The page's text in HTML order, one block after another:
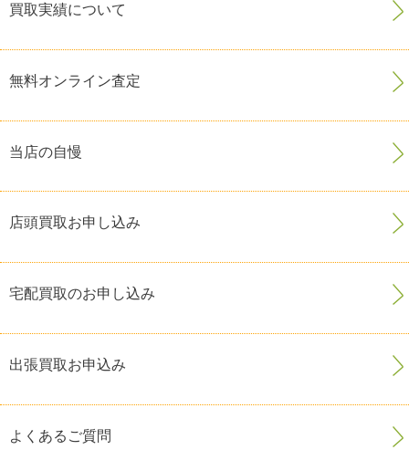
買取実績について
無料オンライン査定
当店の自慢
店頭買取お申し込み
宅配買取のお申し込み
出張買取お申込み
よくあるご質問